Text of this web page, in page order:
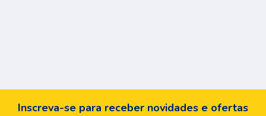
Inscreva-se para receber novidades e ofertas